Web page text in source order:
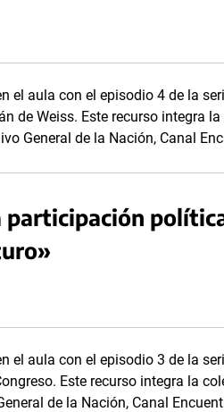
el aula con el episodio 4 de la
de Weiss. Este recurso integra
General de la Nación, Canal
participación
el aula con el episodio 3 de la
Este recurso integra la
de la Nación, Canal